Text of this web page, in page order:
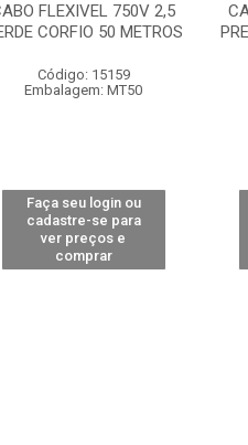
FLEXIVEL 750V 2,5
CORFIO 50 METROS
Código: 15159
Embalagem: MT50
Faça seu login ou
cadastre-se para
ver preços e
comprar